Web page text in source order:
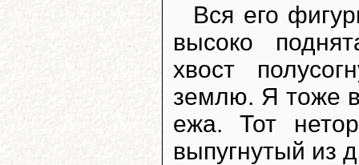
Вся его
высоко
хвост
землю. Я тоже
ежа. Тот
выпугнутый из